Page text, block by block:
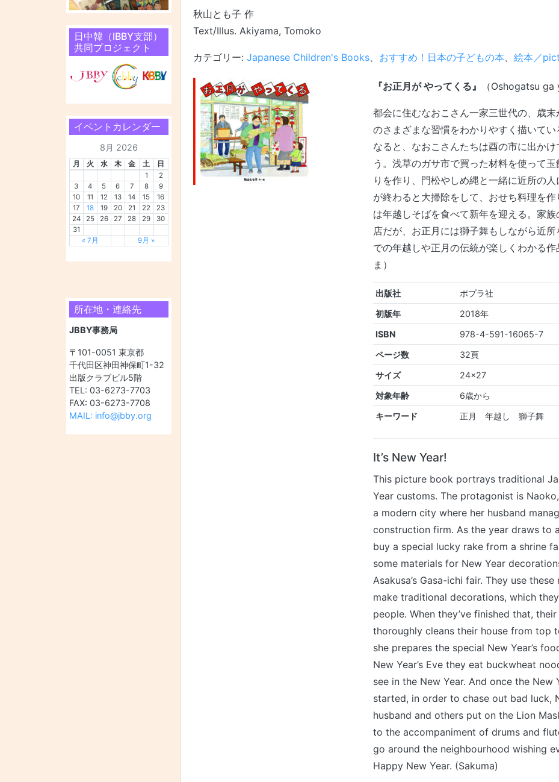
日中韓（IBBY支部）
共同プロジェクト
イベントカレンダー
8月 2026
月 火 水 木 金 土
日
1
2
3
4 5 6 7 8
9
10
11 12 13 14 15
16
17
18 19 20 21 22
23
24
25 26 27 28 29
30
31
« 7月
9月 »
所在地・連絡先
JBBY事務局
〒101-0051 東京都
千代田区神田神保町1-32
出版クラブビル5階
TEL: 03-6273-7703
FAX: 03-6273-7708
MAIL: info@jbby.org
秋山とも子 作
Text/Illus. Akiyama, Tomoko
カテゴリー: Japanese Children's Books、 おすすめ！日本の子どもの本、 絵本／
『お正月が やってくる』 （Oshogatsu ga
都会に住むなおこさん一家三世代の、歳
のさまざまな習慣をわかりやすく描いてい
なると、なおこさんたちは酉の市に出かけ
う。浅草のガサ市で買った材料を使って
りを作り、門松やしめ縄と一緒に近所の
が終わると大掃除をして、おせち料理を作
は年越しそばを食べて新年を迎える。家族
店だが、お正月には獅子舞もしながら近
での年越しや正月の伝統が楽しくわかる作
ま）
出版社
ポプラ社
初版年
2018年
ISBN
978-4-591-16065-7
ページ数
32頁
サイズ
24×27
対象年齢
6歳から
キーワード
正月 年越し 獅子舞
It’s New Year!
This picture book portrays traditional
Year customs. The protagonist is
a modern city where her husband
construction firm. As the year draws to
buy a special lucky rake from a shrine
some materials for New Year
Asakusa’s Gasa-ichi fair. They use
make traditional decorations, which
people. When they’ve finished that,
thoroughly cleans their house from top
she prepares the special New Year’s
New Year’s Eve they eat buckwheat
see in the New Year. And once the New
started, in order to chase out bad luck,
husband and others put on the Lion
to the accompaniment of drums and
go around the neighbourhood wishing
Happy New Year. (Sakuma)